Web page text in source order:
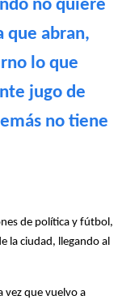
no quiere
que abran,
lo que
jugo de
no tiene
de política y fútbol,
la ciudad, llegando al
vez que vuelvo a